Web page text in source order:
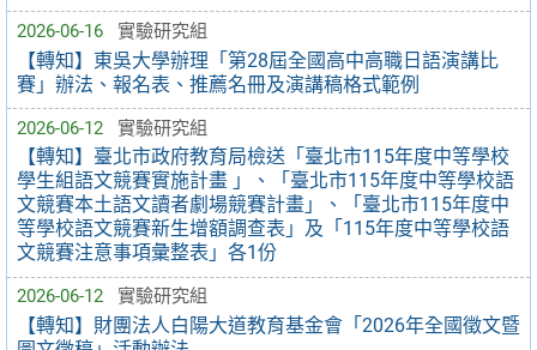
2026-06-16 實驗研究組
【轉知】東吳大學辦理「第28屆全國高中高職日語演講比
賽」辦法、報名表、推薦名冊及演講稿格式範例
2026-06-12 實驗研究組
【轉知】臺北市政府教育局檢送「臺北市115年度中等學校
學生組語文競賽實施計畫 」、「臺北市115年度中等學校語
文競賽本土語文讀者劇場競賽計畫」、「臺北市115年度中
等學校語文競賽新生增額調查表」及「115年度中等學校語
文競賽注意事項彙整表」各1份
2026-06-12 實驗研究組
【轉知】財團法人白陽大道教育基金會「2026年全國徵文暨